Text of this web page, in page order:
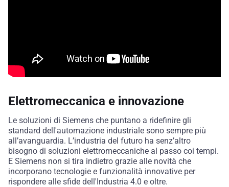
Elettromeccanica e innovazione
Le soluzioni di Siemens che puntano a ridefinire gli
standard dell'automazione industriale sono sempre più
all’avanguardia. L’industria del futuro ha senz’altro
bisogno di soluzioni elettromeccaniche al passo coi tempi.
E Siemens non si tira indietro grazie alle novità che
incorporano tecnologie e funzionalità innovative per
rispondere alle sfide dell'Industria 4.0 e oltre.